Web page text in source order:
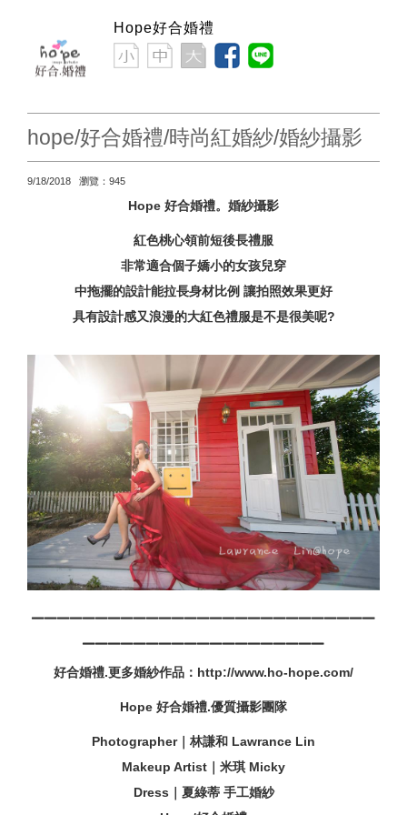
Hope好合婚禮
hope/好合婚禮/時尚紅婚紗/婚紗攝影
9/18/2018 瀏覽：945
Hope 好合婚禮。婚紗攝影
紅色桃心領前短後長禮服
非常適合個子嬌小的女孩兒穿
中拖擺的設計能拉長身材比例 讓拍照效果更好
具有設計感又浪漫的大紅色禮服是不是很美呢?
好合婚禮.更多婚紗作品：http://www.ho-hope.com/
Hope 好合婚禮.優質攝影團隊
Photographer｜林謙和 Lawrance Lin
Makeup Artist｜米琪 Micky
Dress｜夏綠蒂 手工婚紗